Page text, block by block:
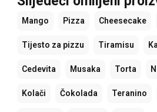
Mango Pizza Cheesecake
Tijesto za pizzu Tiramisu
Cedevita Musaka Torta
Kolači Čokolada Teranino